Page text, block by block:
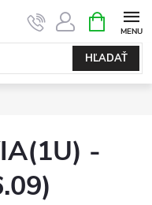
HĽADAŤ
KOŠÍK
-